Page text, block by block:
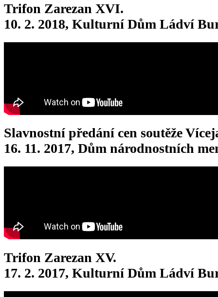
Trifon Zarezan XVI.
10. 2. 2018, Kulturní Dům Ládví
Slavnostní předání cen soutěže
16. 11. 2017, Dům národnostních
Trifon Zarezan XV.
17. 2. 2017, Kulturní Dům Ládví